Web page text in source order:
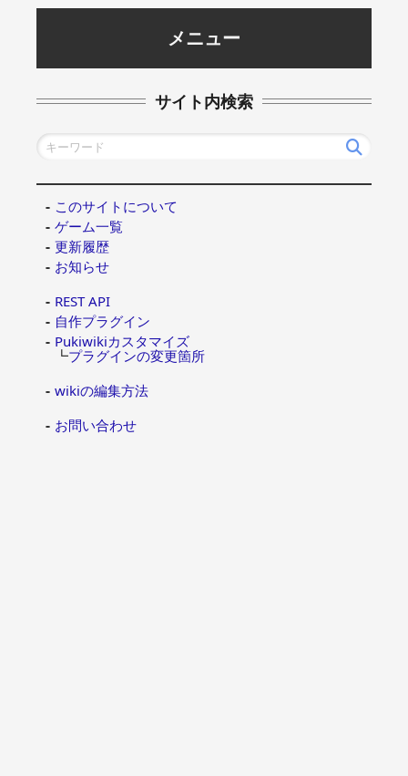
メニュー
サイト内検索
このサイトについて
ゲーム一覧
更新履歴
お知らせ
REST API
自作プラグイン
Pukiwikiカスタマイズ
┗プラグインの変更箇所
wikiの編集方法
お問い合わせ